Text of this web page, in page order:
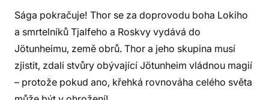
Sága pokračuje! Thor se za doprovodu boha Lokiho
a smrtelníků Tjalfeho a Roskvy vydává do
Jötunheimu, země obrů. Thor a jeho skupina musí
zjistit, zdali stvůry obývající Jötunheim vládnou magií
– protože pokud ano, křehká rovnováha celého světa